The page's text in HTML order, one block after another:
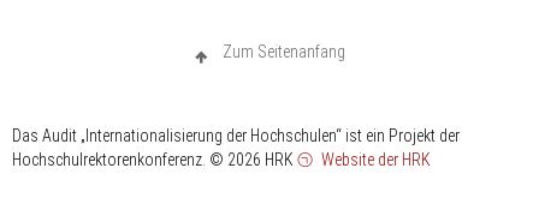
Zum Seitenanfang
Das Audit „Internationalisierung der Hochschulen“ ist ein Projekt der
Hochschulrektorenkonferenz. © 2026 HRK Website der HRK